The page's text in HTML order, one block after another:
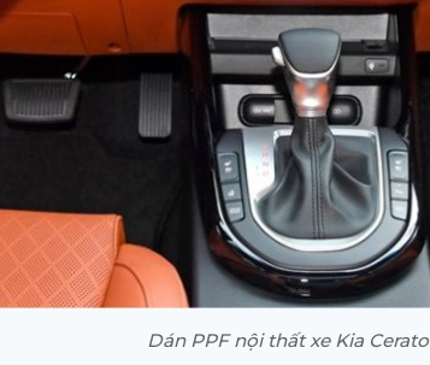
Dán PPF nội thất xe Kia Cerato